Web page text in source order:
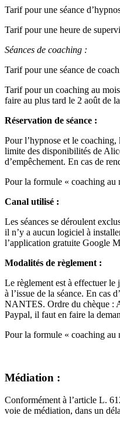
Tarif pour une séance
Tarif pour une heure de
Séances de coaching :
Tarif pour une séance de
Tarif pour un coaching au
faire au plus tard le 2 août de
Réservation de séance :
Pour l’hypnose et le
limite des disponibilités de
d’empêchement. En cas de
Pour la formule « coaching au
Canal utilisé :
Les séances se déroulent
il n’y a aucun logiciel à
l’application gratuite Google
Modalités de règlement :
Le règlement est à effectuer le
à l’issue de la séance. En
NANTES. Ordre du chèque :
Paypal, il faut en faire la
Pour la formule « coaching au
Médiation :
Conformément à l’article L.
voie de médiation, dans un